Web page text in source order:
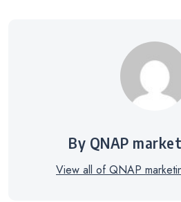
By QNAP
View all of QNAP